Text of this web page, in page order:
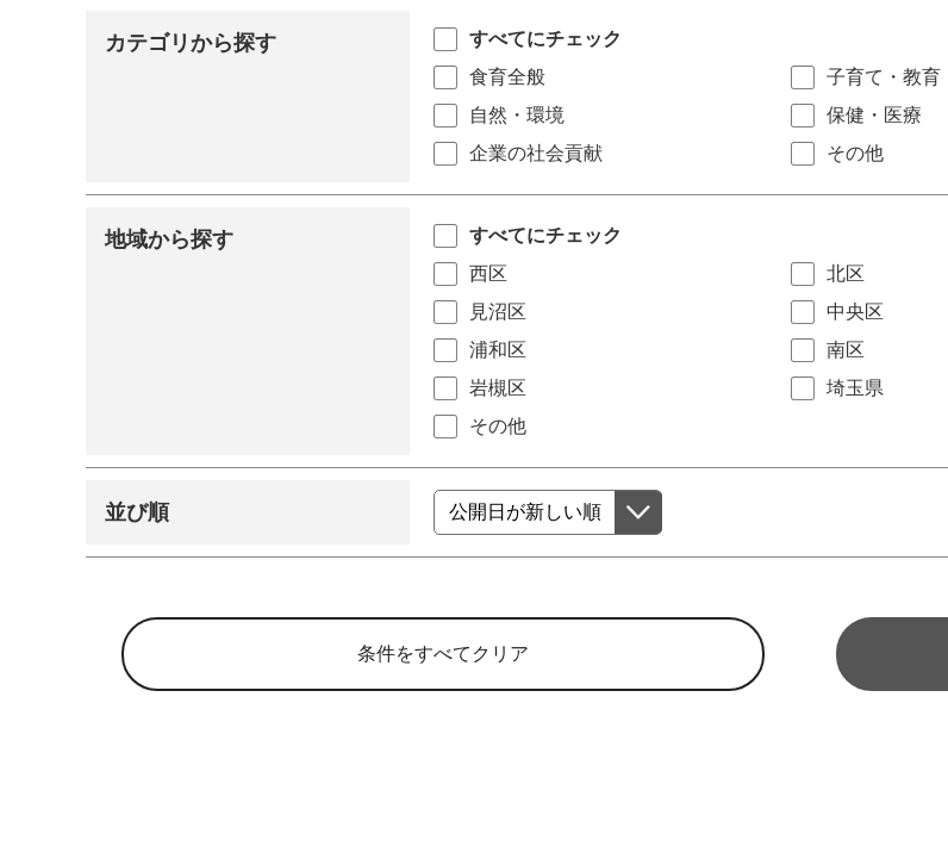
カテゴリから探す
すべてにチェック
食育全般
子育て・教育
自然・環境
保健・医療
企業の社会貢献
その他
地域から探す
すべてにチェック
西区
北区
見沼区
中央区
浦和区
南区
岩槻区
埼玉県
その他
並び順